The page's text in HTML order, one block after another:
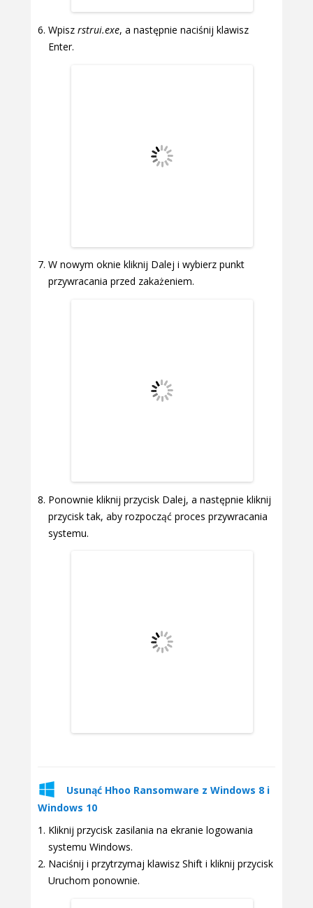
Wpisz rstrui.exe, a następnie naciśnij klawisz
Enter.
W nowym oknie kliknij Dalej i wybierz punkt
przywracania przed zakażeniem.
Ponownie kliknij przycisk Dalej, a następnie kliknij
przycisk tak, aby rozpocząć proces przywracania
systemu.
Usunąć Hhoo Ransomware z Windows 8 i
Windows 10
Kliknij przycisk zasilania na ekranie logowania
systemu Windows.
Naciśnij i przytrzymaj klawisz Shift i kliknij przycisk
Uruchom ponownie.